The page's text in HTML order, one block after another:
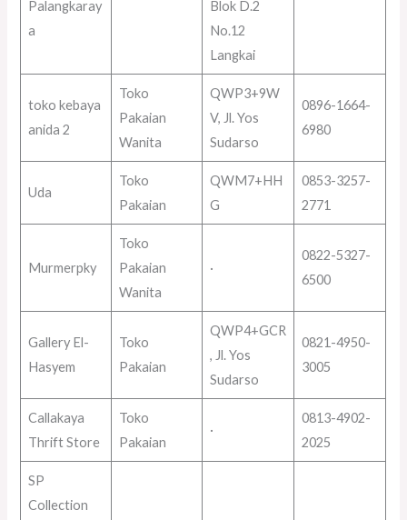
Palangkaray
a
Blok D.2
No.12
Langkai
toko kebaya
anida 2
Toko
Pakaian
Wanita
QWP3+9W
V, Jl. Yos
Sudarso
0896-1664-
6980
Uda
Toko
Pakaian
QWM7+HH
G
0853-3257-
2771
Murmerpky
Toko
Pakaian
Wanita
·
0822-5327-
6500
Gallery El-
Hasyem
Toko
Pakaian
QWP4+GCR
, Jl. Yos
Sudarso
0821-4950-
3005
Callakaya
Thrift Store
Toko
Pakaian
·
0813-4902-
2025
SP
Collection